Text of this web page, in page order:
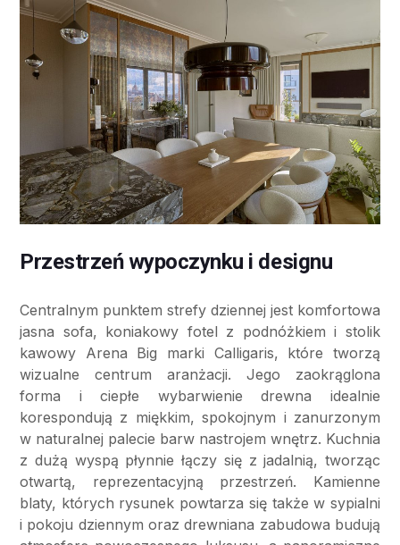
Przestrzeń wypoczynku i designu
Centralnym punktem strefy dziennej jest komfortowa
jasna sofa, koniakowy fotel z podnóżkiem i stolik
kawowy Arena Big marki Calligaris, które tworzą
wizualne centrum aranżacji. Jego zaokrąglona
forma i ciepłe wybarwienie drewna idealnie
korespondują z miękkim, spokojnym i zanurzonym
w naturalnej palecie barw nastrojem wnętrz. Kuchnia
z dużą wyspą płynnie łączy się z jadalnią, tworząc
otwartą, reprezentacyjną przestrzeń. Kamienne
blaty, których rysunek powtarza się także w sypialni
i pokoju dziennym oraz drewniana zabudowa budują